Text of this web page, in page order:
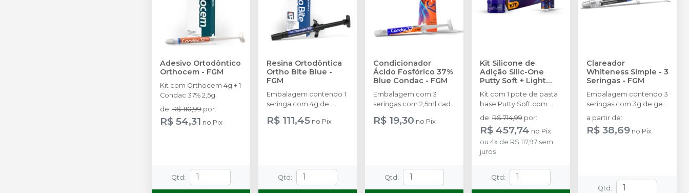
Adesivo Ortodôntico
Orthocem - FGM
Kit com Orthocem 4g + 1
Condac 37% 2,5g.
de: R$ 110,99 por:
R$ 54,31 no Pix
Qtd:
Resina Ortodôntica
Ortho Bite Blue -
FGM
Embalagem contendo 1
seringa com 4g de
produto disponível na
cor azul.
R$ 111,45 no Pix
Qtd:
Condicionador
Ácido Fosfórico 37%
Blue Condac - FGM
Embalagem com 3
seringas com 2,5ml cada
uma e 3 ponteiras para
aplicação.
R$ 19,30 no Pix
Qtd:
Kit Silicone de
Adição Silic-One
Putty Soft + Light
Body
Kit com 1 pote de pasta
base Putty Soft com
400 g + 1 pote de pasta
catalisadora Putty Soft
com 400 g + 2 cartuchos
de Light Body com 50
ml + 12 pontas
intraorais + 2 colheres
dosadoras.
de: R$ 714,99 por:
R$ 457,74 no Pix
ou 4x de R$ 117,97 sem
juros
Qtd:
Clareador
Whiteness Simple - 3
Seringas - FGM
Embalagem contendo 3
seringas com 3g de gel
cada uma.
a partir de:
R$ 38,69 no Pix
Qtd: